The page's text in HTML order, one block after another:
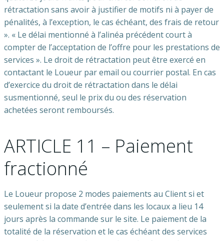
rétractation sans avoir à justifier de motifs ni à payer de
pénalités, à l’exception, le cas échéant, des frais de retour
». « Le délai mentionné à l’alinéa précédent court à
compter de l’acceptation de l’offre pour les prestations de
services ». Le droit de rétractation peut être exercé en
contactant le Loueur par email ou courrier postal. En cas
d’exercice du droit de rétractation dans le délai
susmentionné, seul le prix du ou des réservation
achetées seront remboursés.
ARTICLE 11 – Paiement
fractionné
Le Loueur propose 2 modes paiements au Client si et
seulement si la date d’entrée dans les locaux a lieu 14
jours après la commande sur le site. Le paiement de la
totalité de la réservation et le cas échéant des services